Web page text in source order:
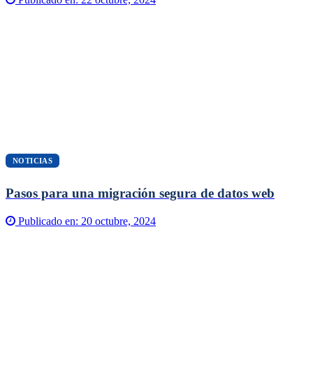
NOTICIAS
Pasos para una migración segura de datos web
Publicado en: 20 octubre, 2024